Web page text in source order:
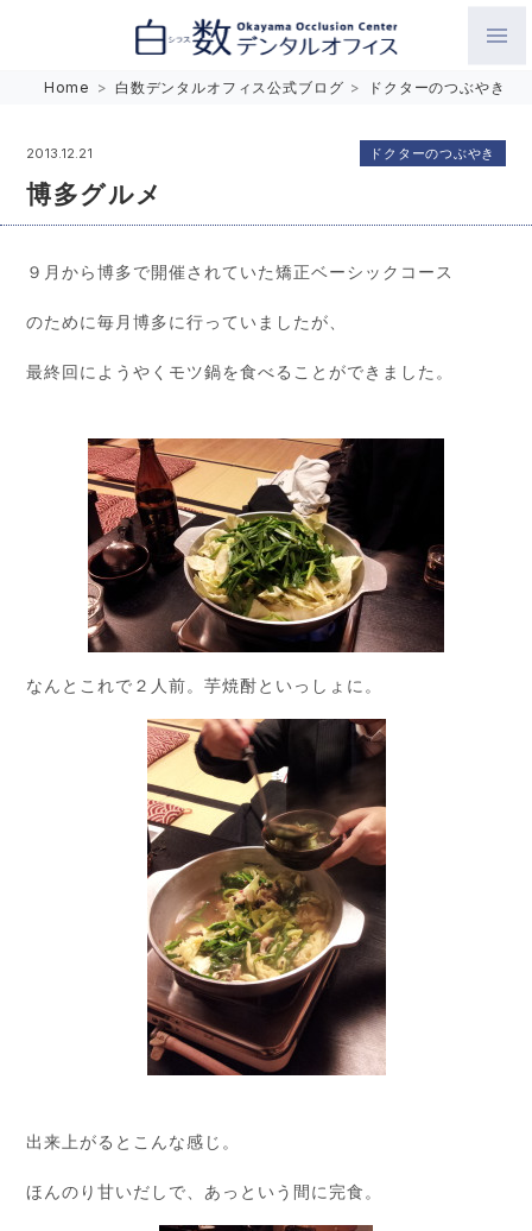
Home > 白数デンタルオフィス公式ブログ > ドクターのつぶやき
2013.12.21
博多グルメ
ドクターのつぶやき
９月から博多で開催されていた矯正ベーシックコース
のために毎月博多に行っていましたが、
最終回にようやくモツ鍋を食べることができました。
なんとこれで２人前。芋焼酎といっしょに。
出来上がるとこんな感じ。
ほんのり甘いだしで、あっという間に完食。